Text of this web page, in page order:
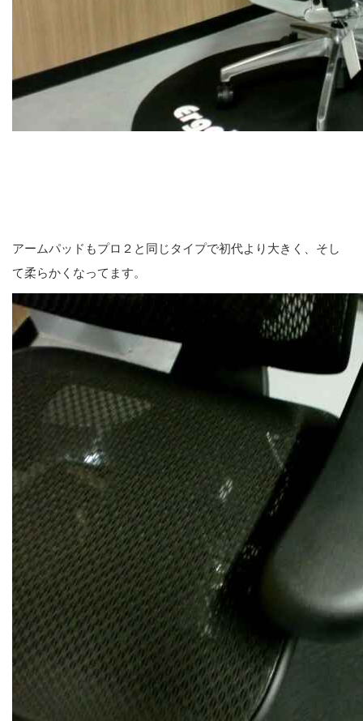
アームパッドもプロ２と同じタイプで初代より大きく、そし
て柔らかくなってます。